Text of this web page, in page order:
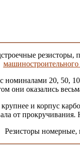
резисторы,
машиностроительного
номиналами 20, 50,
они оказались
и корпус
от
Резисторы номерные,